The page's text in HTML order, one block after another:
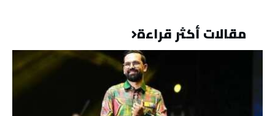
مقالات أكثر قراءة